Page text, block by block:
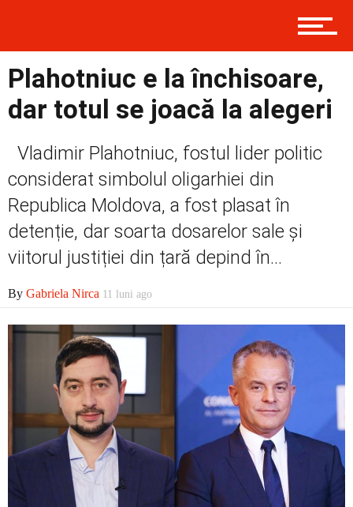
Prima
Politică
Externe
Social
Economic
Contact
Plahotniuc e la închisoare,
dar totul se joacă la alegeri
Vladimir Plahotniuc, fostul lider politic
considerat simbolul oligarhiei din
Republica Moldova, a fost plasat în
detenție, dar soarta dosarelor sale și
viitorul justiției din țară depind în...
By Gabriela Nirca 11 luni ago